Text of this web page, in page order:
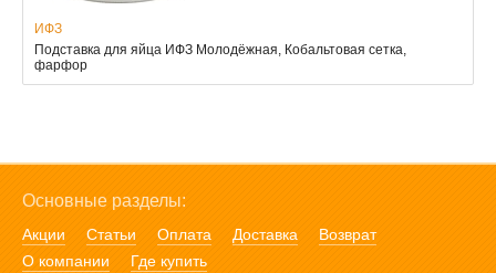
ИФЗ
Подставка для яйца ИФЗ Молодёжная, Кобальтовая сетка,
фарфор
Основные разделы:
Акции Статьи Оплата Доставка
Возврат
О компании
Где купить